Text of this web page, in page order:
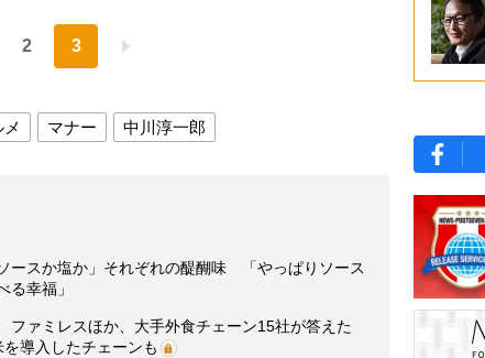
2 3
マナー 中川淳一郎
ースか塩か」それぞれの醍醐味 「やっぱりソース
る幸福」
ファミレスほか、大手外食チェーン15社が答えた
導入したチェーンも